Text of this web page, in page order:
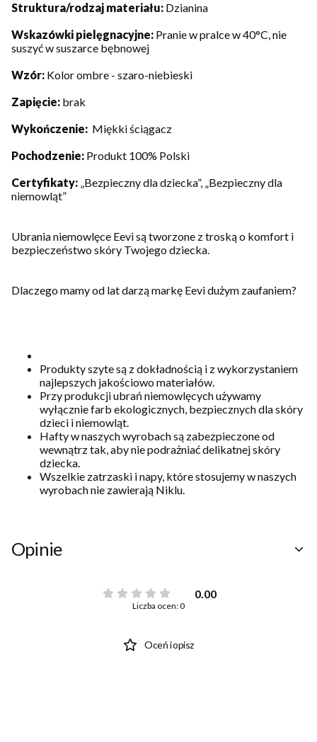
Struktura/rodzaj materiału: Dzianina
Wskazówki pielęgnacyjne: Pranie w pralce w 40°C, nie
suszyć w suszarce bębnowej
Wzór: Kolor ombre - szaro-niebieski
Zapięcie: brak
Wykończenie: Miękki ściągacz
Pochodzenie: Produkt 100% Polski
Certyfikaty: „Bezpieczny dla dziecka”, „Bezpieczny dla
niemowląt”
Ubrania niemowlęce Eevi są tworzone z troską o komfort i
bezpieczeństwo skóry Twojego dziecka.
Dlaczego mamy od lat darzą markę Eevi dużym zaufaniem?
Produkty szyte są z dokładnością i z wykorzystaniem
najlepszych jakościowo materiałów.
Przy produkcji ubrań niemowlęcych używamy
wyłącznie farb ekologicznych, bezpiecznych dla skóry
dzieci i niemowląt.
Hafty w naszych wyrobach są zabezpieczone od
wewnątrz tak, aby nie podrażniać delikatnej skóry
dziecka.
Wszelkie zatrzaski i napy, które stosujemy w naszych
wyrobach nie zawierają Niklu.
Opinie
0.00
Liczba ocen: 0
Oceń i opisz